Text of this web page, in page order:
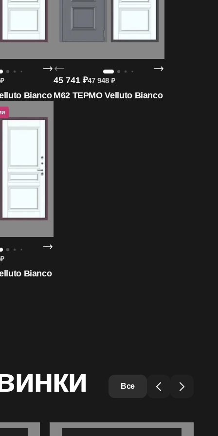
₽
Bianco
45 741 ₽47 948 ₽
M62 ТЕРМО Velluto Bianco
в акции
₽
Bianco
Все